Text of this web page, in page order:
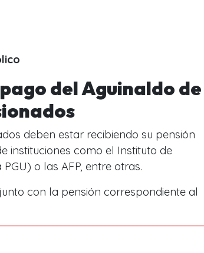
del Aguinaldo de
deben estar recibiendo su pensión
instituciones como el Instituto de
PGU) o las AFP, entre otras.
con la pensión correspondiente al